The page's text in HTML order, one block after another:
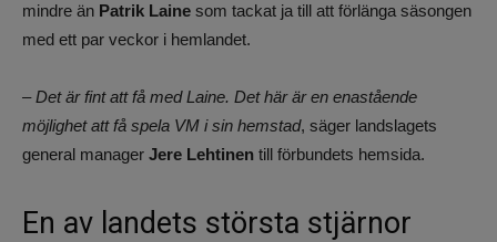
mindre än Patrik Laine som tackat ja till att förlänga säsongen
med ett par veckor i hemlandet.
– Det är fint att få med Laine. Det här är en enastående
möjlighet att få spela VM i sin hemstad, säger landslagets
general manager Jere Lehtinen till förbundets hemsida.
En av landets största stjärnor